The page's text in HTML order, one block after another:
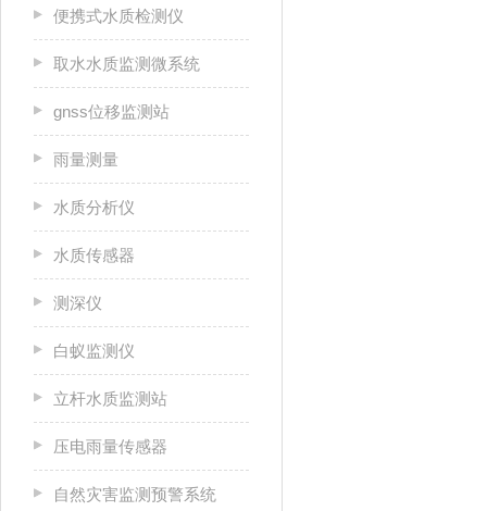
便携式水质检测仪
取水水质监测微系统
gnss位移监测站
雨量测量
水质分析仪
水质传感器
测深仪
白蚁监测仪
立杆水质监测站
压电雨量传感器
自然灾害监测预警系统